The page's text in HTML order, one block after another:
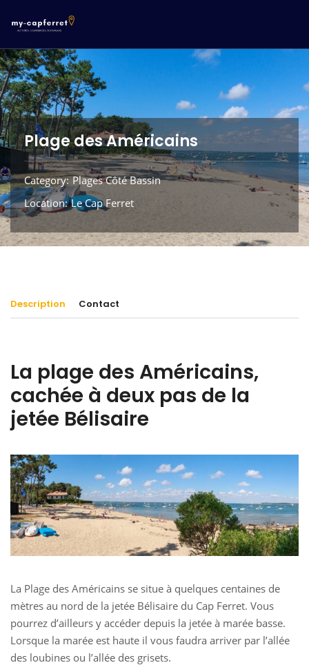
Plage des Américains
Category Plages Côté Bassin
Location Le Cap Ferret
Description Contact
La plage des Américains,
cachée à deux pas de la
jetée Bélisaire
La Plage des Américains se situe à quelques centaines de
mètres au nord de la jetée Bélisaire du Cap Ferret. Vous
pourrez d’ailleurs y accéder depuis la jetée à marée basse.
Lorsque la marée est haute il vous faudra arriver par l’allée
des loubines ou l’allée des grisets.